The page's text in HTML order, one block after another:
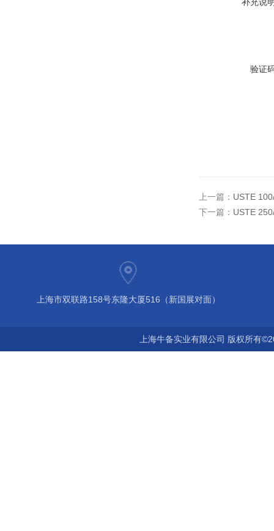
验证
上一篇： USTE
下一篇： USTE
上海市双联路158号东隆大厦516（新国展对面）
上海牛备实业有限公司 版权所有